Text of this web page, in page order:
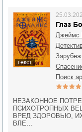
текст
Глаз
поиск
НЕЗАКОННОЕ
ПСИХОТРОПНЫХ
ВРЕД ЗДОРОВЬЮ,
ВЛЕ…